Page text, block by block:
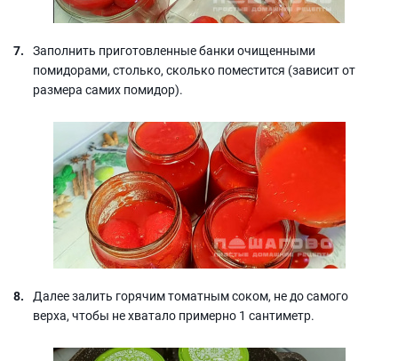
Заполнить приготовленные банки очищенными
помидорами, столько, сколько поместится (зависит от
размера самих помидор).
Далее залить горячим томатным соком, не до самого
верха, чтобы не хватало примерно 1 сантиметр.